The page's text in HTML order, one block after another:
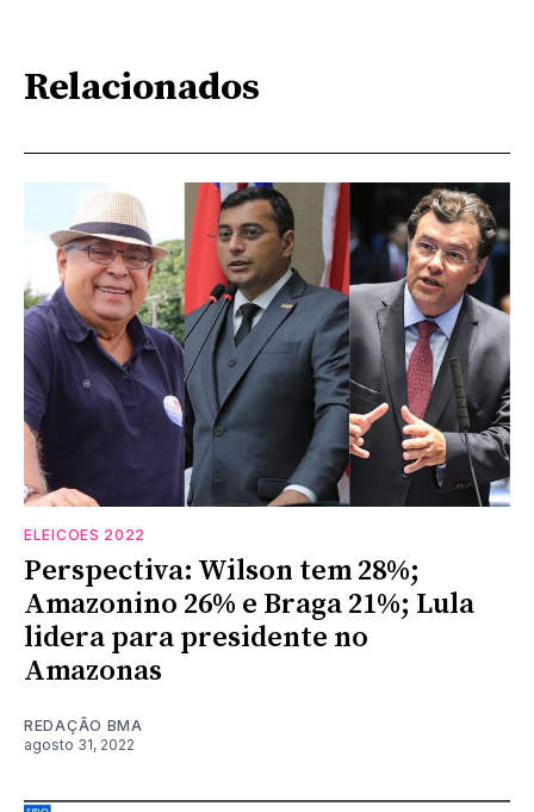
Relacionados
ELEICOES 2022
Perspectiva: Wilson tem 28%;
Amazonino 26% e Braga 21%; Lula
lidera para presidente no
Amazonas
REDAÇÃO BMA
agosto 31, 2022